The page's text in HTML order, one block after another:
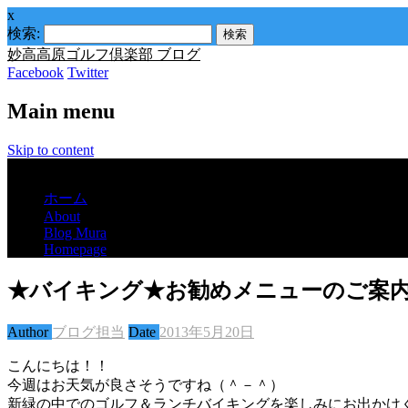
x
検索:
妙高高原ゴルフ倶楽部 ブログ
Facebook Twitter
Main menu
Skip to content
ホーム
About
Blog Mura
Homepage
★バイキング★お勧めメニューのご案内
Author ブログ担当 Date 2013年5月20日
こんにちは！！
今週はお天気が良さそうですね（＾－＾）
新緑の中でのゴルフ＆ランチバイキングを楽しみにお出かけ